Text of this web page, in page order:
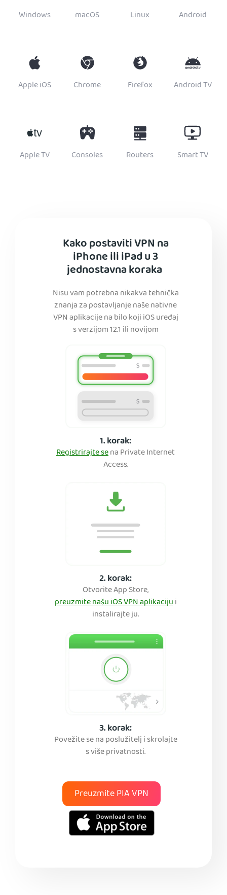
Windows macOS Linux Android
Apple iOS Chrome Firefox Android TV
Apple TV Consoles Routers Smart TV
Kako postaviti VPN na
iPhone ili iPad u 3
jednostavna koraka
Nisu vam potrebna nikakva tehnička
znanja za postavljanje naše nativne
VPN aplikacije na bilo koji iOS uređaj
s verzijom 12.1 ili novijom
1. korak:
Registrirajte sena Private Internet
Access.
2. korak:
Otvorite App Store,
preuzmite našu iOS VPN aplikacijui
instalirajte ju.
3. korak:
Povežite se na poslužitelj i skrolajte
s više privatnosti.
Preuzmite PIA VPN